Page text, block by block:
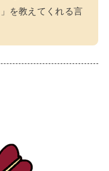
を教えてくれる言